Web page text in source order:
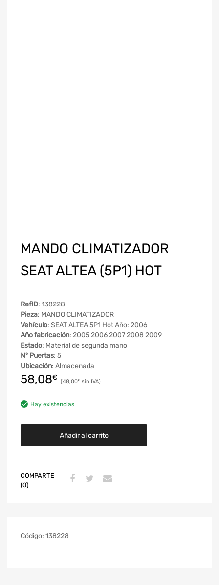
MANDO CLIMATIZADOR
SEAT ALTEA (5P1) HOT
RefID: 138228
Pieza: MANDO CLIMATIZADOR
Vehículo: SEAT ALTEA 5P1 Hot Año: 2006
Año fabricación: 2005 2006 2007 2008 2009
Estado: Material de segunda mano
Nº Puertas: 5
Ubicación: Almacenada
58,08€ 48,00€
Hay existencias
Añadir al carrito
COMPARTE
(0)
Código: 138228